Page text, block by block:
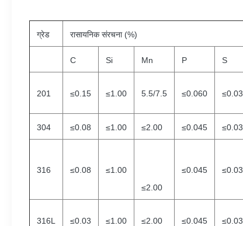
ग्रेड रासायनिक संरचना (%)
C Si Mn P S
201 ≤0.15 ≤1.00 5.5/7.5 ≤0.060 ≤0.03
304 ≤0.08 ≤1.00 ≤2.00 ≤0.045 ≤0.03
316 ≤0.08
≤1.00
≤2.00
≤0.045 ≤0.03
316L ≤0.03 ≤1.00 ≤2.00 ≤0.045 ≤0.03